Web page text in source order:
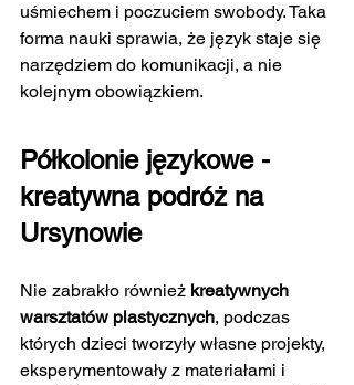
uśmiechem i poczuciem swobody. Taka
forma nauki sprawia, że język staje się
narzędziem do komunikacji, a nie
kolejnym obowiązkiem.
Półkolonie językowe -
kreatywna podróż na
Ursynowie
Nie zabrakło również kreatywnych
warsztatów plastycznych, podczas
których dzieci tworzyły własne projekty,
eksperymentowały z materiałami i